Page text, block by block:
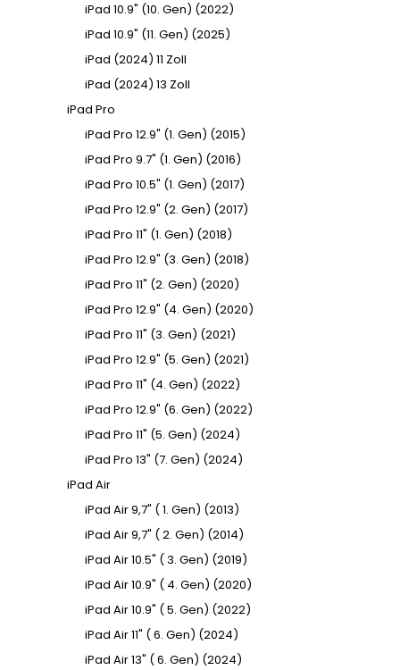
iPad 10.9" (10. Gen) (2022)
iPad 10.9" (11. Gen) (2025)
iPad (2024) 11 Zoll
iPad (2024) 13 Zoll
iPad Pro
iPad Pro 12.9" (1. Gen) (2015)
iPad Pro 9.7" (1. Gen) (2016)
iPad Pro 10.5" (1. Gen) (2017)
iPad Pro 12.9" (2. Gen) (2017)
iPad Pro 11" (1. Gen) (2018)
iPad Pro 12.9" (3. Gen) (2018)
iPad Pro 11" (2. Gen) (2020)
iPad Pro 12.9" (4. Gen) (2020)
iPad Pro 11" (3. Gen) (2021)
iPad Pro 12.9" (5. Gen) (2021)
iPad Pro 11" (4. Gen) (2022)
iPad Pro 12.9" (6. Gen) (2022)
iPad Pro 11" (5. Gen) (2024)
iPad Pro 13" (7. Gen) (2024)
iPad Air
iPad Air 9,7" ( 1. Gen) (2013)
iPad Air 9,7" ( 2. Gen) (2014)
iPad Air 10.5" ( 3. Gen) (2019)
iPad Air 10.9" ( 4. Gen) (2020)
iPad Air 10.9" ( 5. Gen) (2022)
iPad Air 11" ( 6. Gen) (2024)
iPad Air 13" ( 6. Gen) (2024)